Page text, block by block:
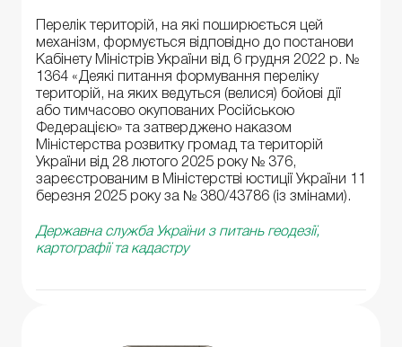
Перелік територій, на які поширюється цей
механізм, формується відповідно до постанови
Кабінету Міністрів України від 6 грудня 2022 р. №
1364 «Деякі питання формування переліку
територій, на яких ведуться (велися) бойові дії
або тимчасово окупованих Російською
Федерацією» та затверджено наказом
Міністерства розвитку громад та територій
України від 28 лютого 2025 року № 376,
зареєстрованим в Міністерстві юстиції України 11
березня 2025 року за № 380/43786 (із змінами).
Державна служба України з питань геодезії,
картографії та кадастру